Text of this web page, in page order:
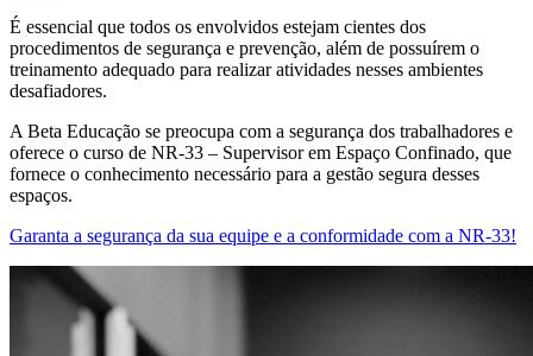
É essencial que todos os envolvidos estejam cientes dos
procedimentos de segurança e prevenção, além de possuírem o
treinamento adequado para realizar atividades nesses ambientes
desafiadores.
A Beta Educação se preocupa com a segurança dos trabalhadores e
oferece o curso de NR-33 – Supervisor em Espaço Confinado, que
fornece o conhecimento necessário para a gestão segura desses
espaços.
Garanta a segurança da sua equipe e a conformidade com a NR-33!